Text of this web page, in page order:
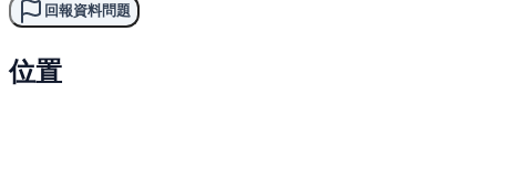
回報資料問題
位置